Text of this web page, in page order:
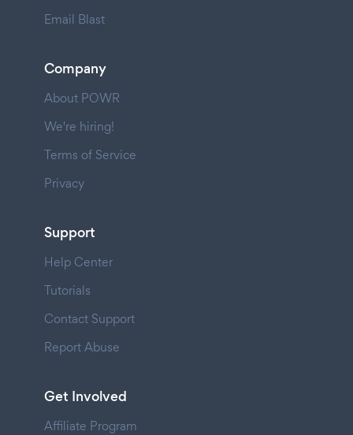
Email Blast
Company
About POWR
We're hiring!
Terms of Service
Privacy
Support
Help Center
Tutorials
Contact Support
Report Abuse
Get Involved
Affiliate Program